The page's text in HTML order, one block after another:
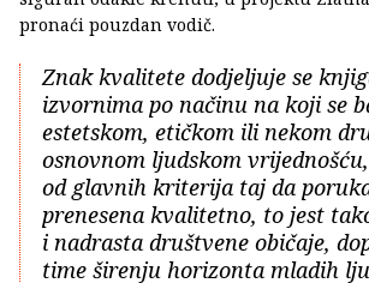
pronaći pouzdan vodič.
Znak kvalitete dodjeljuje se
izvornima po načinu na koji se
estetskom, etičkom ili nekom
osnovnom ljudskom
od glavnih kriterija taj da
prenesena kvalitetno, to jest
i nadrasta društvene običaje,
time širenju horizonta mladih